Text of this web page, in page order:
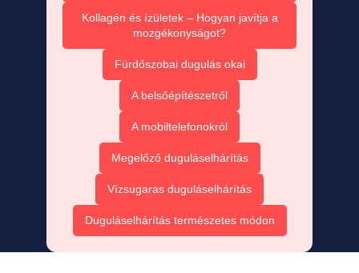
Kollagén és ízületek – Hogyan javítja a
mozgékonyságot?
Fürdőszobai dugulás okai
A belsőépítészetről
A mobiltelefonokról
Megelőző duguláselhárítás
Vízsugaras duguláselhárítás
Duguláselhárítás természetes módon